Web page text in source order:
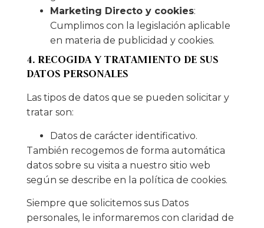
Marketing Directo y cookies:
Cumplimos con la legislación aplicable
en materia de publicidad y cookies.
4. RECOGIDA Y TRATAMIENTO DE SUS
DATOS PERSONALES
Las tipos de datos que se pueden solicitar y
tratar son:
Datos de carácter identificativo.
También recogemos de forma automática
datos sobre su visita a nuestro sitio web
según se describe en la política de cookies.
Siempre que solicitemos sus Datos
personales, le informaremos con claridad de